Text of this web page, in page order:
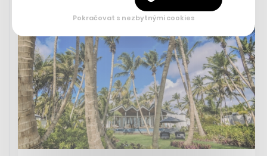
Pokračovat s nezbytnými cookies